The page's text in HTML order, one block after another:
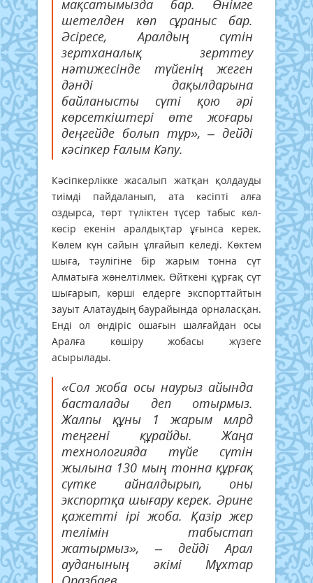
мақсатымызда бар. Өнімге
шетелден көп сұраныс бар.
Әсіресе, Аралдың сүтін
зертханалық зерттеу
нәтижесінде түйенің жеген
дәнді дақылдарына
байланысты сүті қою әрі
көрсеткіштері өте жоғары
деңгейде болып тұр», – дейді
кәсіпкер Ғалым Кәпу.
Кәсіпкерлікке жасалып жатқан қолдауды
тиімді пайдаланып, ата кәсіпті алға
оздырса, төрт түліктен түсер табыс көл-
көсір екенін аралдықтар ұғынса керек.
Көлем күн сайын ұлғайып келеді. Көктем
шыға, тәулігіне бір жарым тонна сүт
Алматыға жөнелтілмек. Өйткені құрғақ сүт
шығарып, көрші елдерге экспорттайтын
зауыт Алатаудың баурайында орналасқан.
Енді ол өндіріс ошағын шалғайдан осы
Аралға көшіру жобасы жүзеге
асырылады.
«Сол жоба осы наурыз айында
басталады деп отырмыз.
Жалпы құны 1 жарым млрд
теңгені құрайды. Жаңа
технологияда түйе сүтін
жылына 130 мың тонна құрғақ
сүтке айналдырып, оны
экспортқа шығару керек. Әрине
қажетті ірі жоба. Қазір жер
телімін табыстап
жатырмыз», – дейді Арал
ауданының әкімі Мұхтар